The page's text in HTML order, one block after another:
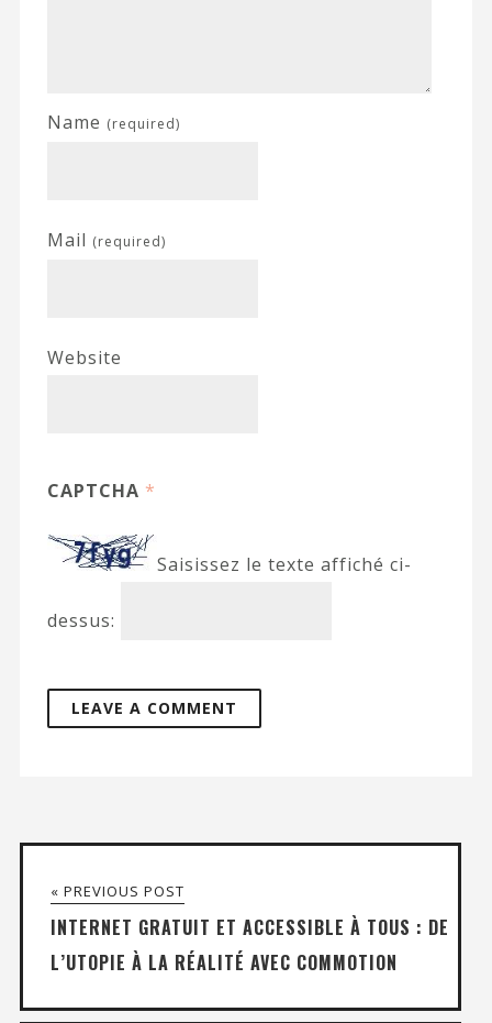
Name (required)
Mail (required)
Website
CAPTCHA *
Saisissez le texte affiché ci-
dessus:
« PREVIOUS POST
INTERNET GRATUIT ET ACCESSIBLE À TOUS : DE
L’UTOPIE À LA RÉALITÉ AVEC COMMOTION